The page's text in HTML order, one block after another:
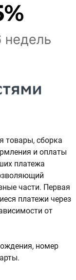
товары, сборка
и оплаты
платежа
части. Первая
платежи через
от
номер